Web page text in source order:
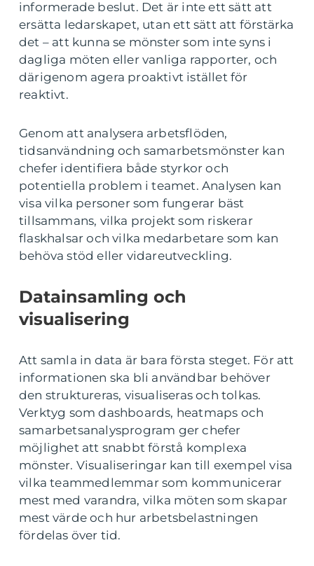
informerade beslut. Det är inte ett sätt att
ersätta ledarskapet, utan ett sätt att förstärka
det – att kunna se mönster som inte syns i
dagliga möten eller vanliga rapporter, och
därigenom agera proaktivt istället för
reaktivt.
Genom att analysera arbetsflöden,
tidsanvändning och samarbetsmönster kan
chefer identifiera både styrkor och
potentiella problem i teamet. Analysen kan
visa vilka personer som fungerar bäst
tillsammans, vilka projekt som riskerar
flaskhalsar och vilka medarbetare som kan
behöva stöd eller vidareutveckling.
Datainsamling och
visualisering
Att samla in data är bara första steget. För att
informationen ska bli användbar behöver
den struktureras, visualiseras och tolkas.
Verktyg som dashboards, heatmaps och
samarbetsanalysprogram ger chefer
möjlighet att snabbt förstå komplexa
mönster. Visualiseringar kan till exempel visa
vilka teammedlemmar som kommunicerar
mest med varandra, vilka möten som skapar
mest värde och hur arbetsbelastningen
fördelas över tid.